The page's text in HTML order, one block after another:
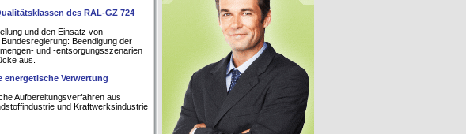
des RAL-GZ 724
und den Einsatz von
Beendigung der
und -entsorgungsszenarien
aus.
Verwertung
Aufbereitungsverfahren aus
und Kraftwerksindustrie